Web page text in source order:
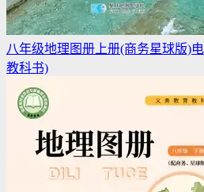
八年级地理图册上册(商务星球版)
教科书)